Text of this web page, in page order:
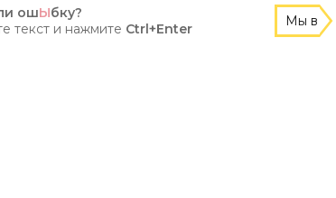
ошЫбку?
текст и нажмите Ctrl+Enter Мы в